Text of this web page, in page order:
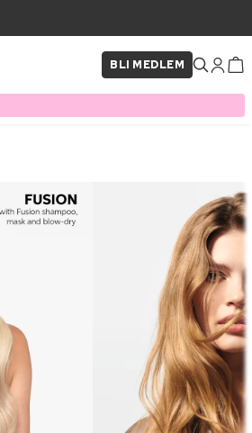
BLI MEDLEM